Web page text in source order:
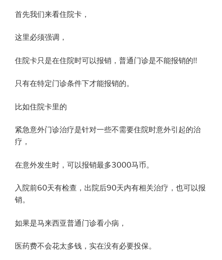
首先我们来看住院卡，
这里必须强调，
住院卡只是在住院时可以报销，普通门诊是不能报销的!!
只有在特定门诊条件下才能报销的。
比如住院卡里的
紧急意外门诊治疗是针对一些不需要住院时意外引起的治
疗，
在意外发生时，可以报销最多3000马币。
入院前60天有检查，出院后90天内有相关治疗，也可以报
销。
如果是马来西亚普通门诊看小病，
医药费不会花太多钱，实在没有必要投保。